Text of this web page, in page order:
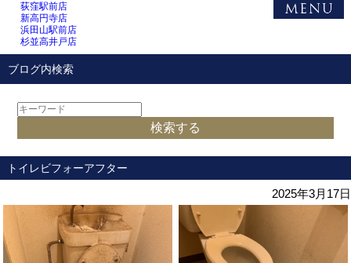
荻窪駅前店
新高円寺店
浜田山駅前店
杉並高井戸店
ブログ内検索
トイレビフォーアフター
2025年3月17日